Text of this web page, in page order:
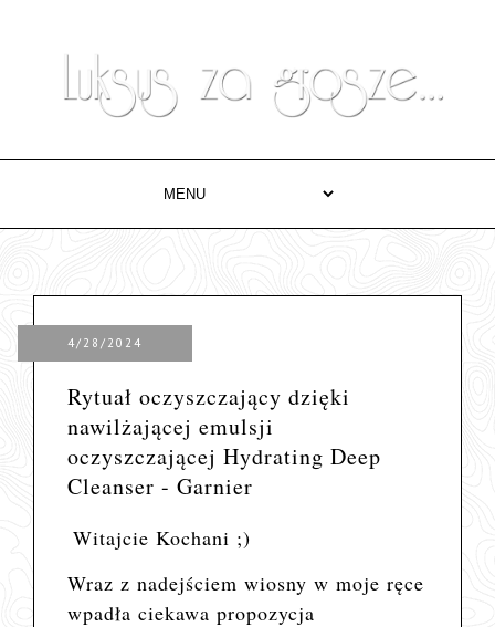
4/28/2024
Rytuał oczyszczający dzięki
nawilżającej emulsji
oczyszczającej Hydrating Deep
Cleanser - Garnier
Witajcie Kochani ;)
Wraz z nadejściem wiosny w moje ręce
wpadła ciekawa propozycja